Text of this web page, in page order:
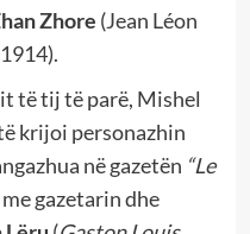
Zhore (Jean Léon
të tij të parë, Mishel
krijoi personazhin
në gazetën “Le
gazetarin dhe